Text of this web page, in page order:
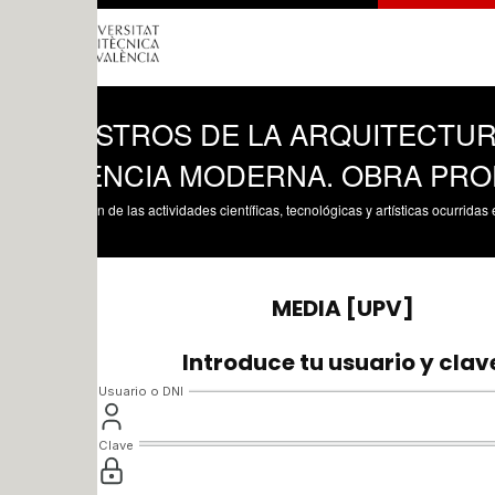
DE LA ARQUITECTURA EN
MODERNA. OBRA PROPIA .
de las actividades científicas, tecnológicas y artísticas ocurridas en los tres